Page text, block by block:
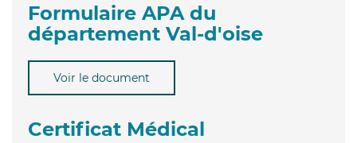
Formulaire APA du
département Val-d'oise
Voir le document
Certificat Médical